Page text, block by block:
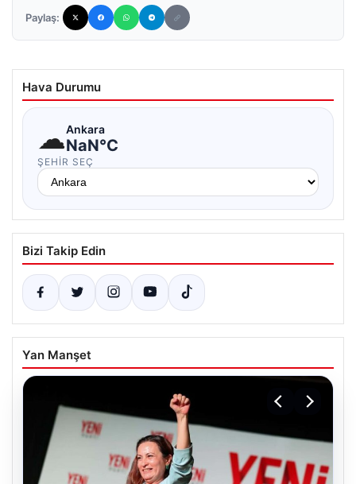
Paylaş:
Hava Durumu
☁Ankara
NaN°C
ŞEHIR SEÇ
Bizi Takip Edin
Yan Manşet